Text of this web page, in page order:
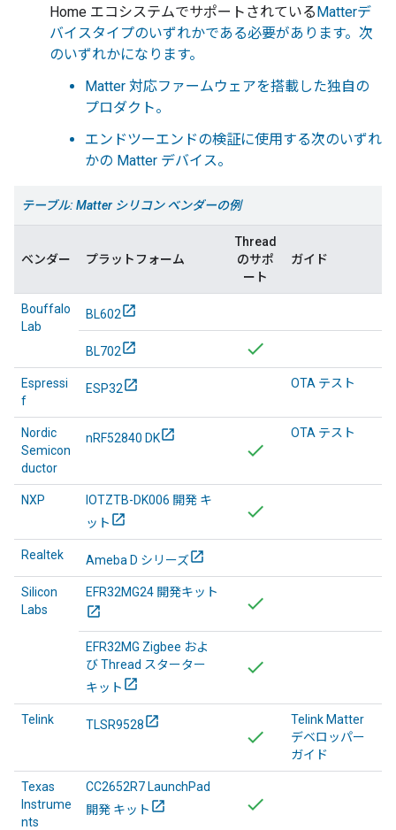
Home エコシステムでサポートされているMatterデ
バイスタイプのいずれかである必要があります。次
のいずれかになります。
Matter 対応ファームウェアを搭載した独自の
プロダクト。
エンドツーエンドの検証に使用する次のいずれ
かの Matter デバイス。
テーブル: Matter シリコン ベンダーの例
ベンダー プラットフォーム
Thread
のサポ
ート
ガイド
Bouffalo
Lab
BL602
BL702
Espressi
f
ESP32 OTA テスト
Nordic
Semicon
ductor
nRF52840 DK OTA テスト
NXP
IOTZTB-DK006 開発 キ
ット
Realtek Ameba D シリーズ
Silicon
Labs
EFR32MG24 開発キット
EFR32MG Zigbee およ
び Thread スターター
キット
Telink TLSR9528
Telink Matter
デベロッパー
ガイド
Texas
Instrume
nts
CC2652R7 LaunchPad
開発 キット